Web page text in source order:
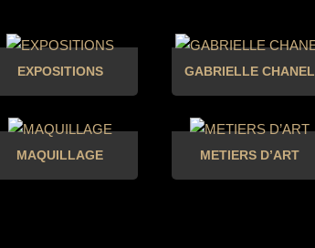
EXPOSITIONS GABRIELLE CHANEL
MAQUILLAGE METIERS D’ART